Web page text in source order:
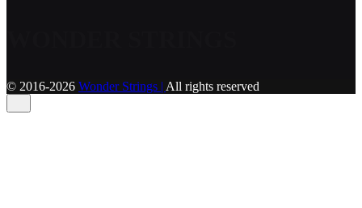
© 2016-2026 Wonder Strings | All rights reserved